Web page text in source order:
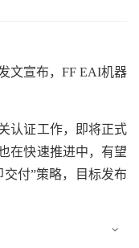
宣布，FF EAI机器
证工作，即将正式
在快速推进中，有望
付”策略，目标发布